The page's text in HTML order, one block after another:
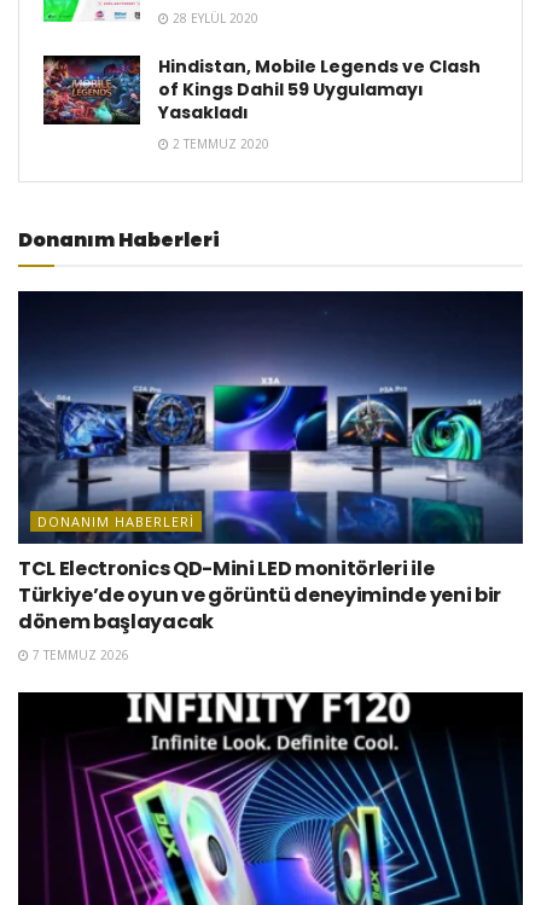
28 EYLÜL 2020
Hindistan, Mobile Legends ve Clash
of Kings Dahil 59 Uygulamayı
Yasakladı
2 TEMMUZ 2020
Donanım Haberleri
DONANIM HABERLERI
TCL Electronics QD-Mini LED monitörleri ile
Türkiye’de oyun ve görüntü deneyiminde yeni bir
dönem başlayacak
7 TEMMUZ 2026